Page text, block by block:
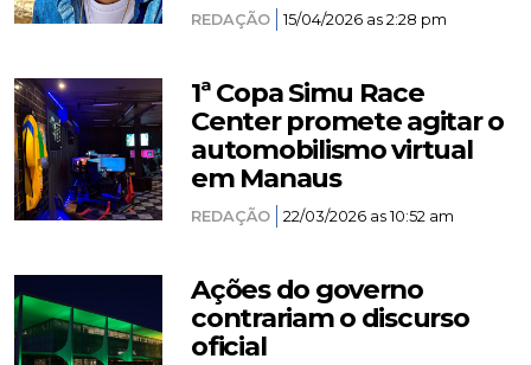
REDAÇÃO 15/04/2026 as 2:28 pm
1ª Copa Simu Race
Center promete agitar o
automobilismo virtual
em Manaus
REDAÇÃO 22/03/2026 as 10:52 am
Ações do governo
contrariam o discurso
oficial